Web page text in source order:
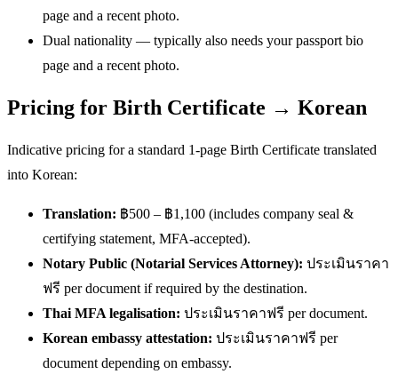
page and a recent photo.
Dual nationality — typically also needs your passport bio
page and a recent photo.
Pricing for Birth Certificate → Korean
Indicative pricing for a standard 1-page Birth Certificate translated
into Korean:
Translation: ฿500 – ฿1,100 (includes company seal &
certifying statement, MFA-accepted).
Notary Public (Notarial Services Attorney): ประเมินราคา
ฟรี per document if required by the destination.
Thai MFA legalisation: ประเมินราคาฟรี per document.
Korean embassy attestation: ประเมินราคาฟรี per
document depending on embassy.